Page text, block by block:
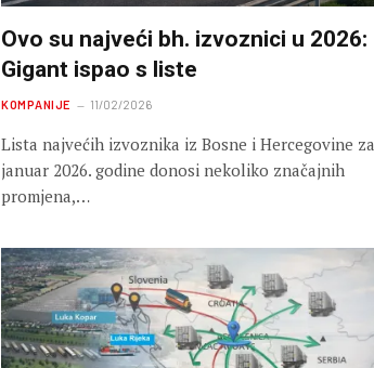
Ovo su najveći bh. izvoznici u 2026:
Gigant ispao s liste
KOMPANIJE 11/02/2026
Lista najvećih izvoznika iz Bosne i Hercegovine za
januar 2026. godine donosi nekoliko značajnih
promjena,…